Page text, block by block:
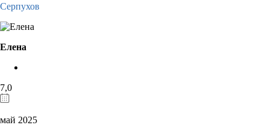
Серпухов
Елена
7,0
май 2025